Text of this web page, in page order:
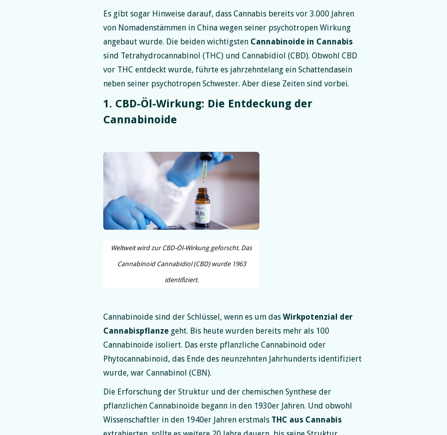
Es gibt sogar Hinweise darauf, dass Cannabis bereits vor 3.000 Jahren
von Nomadenstämmen in China wegen seiner psychotropen Wirkung
angebaut wurde. Die beiden wichtigsten Cannabinoide in Cannabis
sind Tetrahydrocannabinol (THC) und Cannabidiol (CBD). Obwohl CBD
vor THC entdeckt wurde, führte es jahrzehntelang ein Schattendasein
neben seiner psychotropen Schwester. Aber diese Zeiten sind vorbei.
1. CBD-Öl-Wirkung: Die Entdeckung der
Cannabinoide
Weltweit wird zur CBD-Öl-Wirkung geforscht. Das
Cannabinoid Cannabidiol (CBD) wurde 1963
identifiziert.
Cannabinoide sind der Schlüssel, wenn es um das Wirkpotenzial der
Cannabispflanze geht. Bis heute wurden bereits mehr als 100
Cannabinoide isoliert. Das erste pflanzliche Cannabinoid oder
Phytocannabinoid, das Ende des neunzehnten Jahrhunderts identifiziert
wurde, war Cannabinol (CBN).
Die Erforschung der Struktur und der chemischen Synthese der
pflanzlichen Cannabinoide begann in den 1930er Jahren. Und obwohl
Wissenschaftler in den 1940er Jahren erstmals THC aus Cannabis